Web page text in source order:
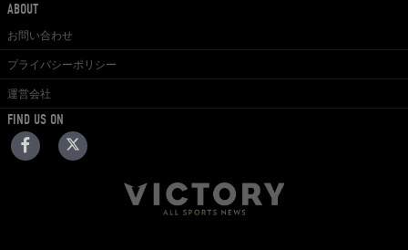
ABOUT
お問い合わせ
プライバシーポリシー
運営会社
FIND US ON